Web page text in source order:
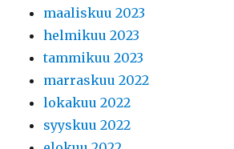
maaliskuu 2023
helmikuu 2023
tammikuu 2023
marraskuu 2022
lokakuu 2022
syyskuu 2022